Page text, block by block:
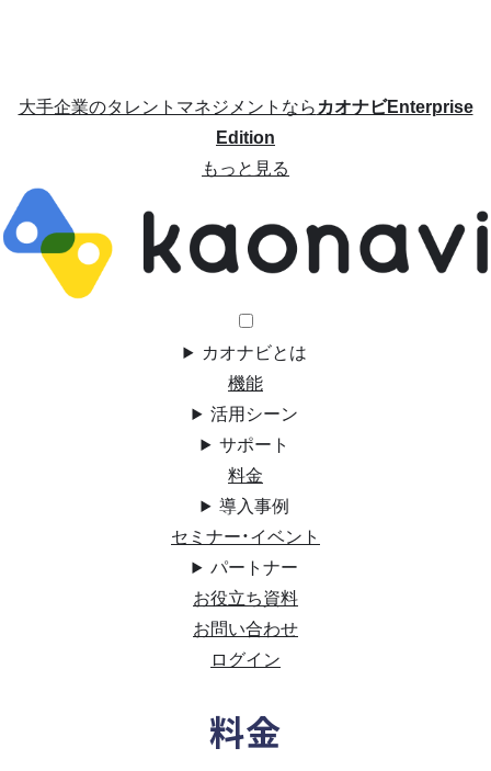
大手企業のタレントマネジメントならカオナビEnterprise
Edition
もっと見る
カオナビとは
機能
活用シーン
サポート
料金
導入事例
セミナー・イベント
パートナー
お役立ち資料
お問い合わせ
ログイン
料金